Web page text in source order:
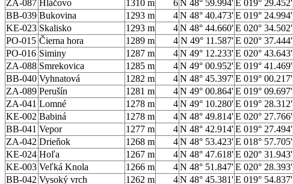
ZA-087 Hláčovo 1310 m 6N 48° 59.994'E 019° 29.452'
BB-039 Bukovina 1293 m 4N 48° 40.473'E 019° 24.994'
KE-023 Skalisko 1293 m 4N 48° 44.660'E 020° 34.502'
PO-015 Čierna hora 1289 m 4 N 49° 11.587'E 020° 37.444'
PO-016 Siminy 1287 m 4N 49° 12.233'E 020° 43.643'
ZA-088 Smrekovica 1285 m 4N 49° 00.952'E 019° 41.469'
BB-040 Vyhnatová 1282 m 4N 48° 45.397'E 019° 00.217'
ZA-089 Perušín 1281 m 4N 49° 00.864'E 019° 09.697'
ZA-041 Lomné 1278 m 4N 49° 10.280'E 019° 28.312'
KE-002 Babiná 1278 m 4N 48° 49.814'E 020° 27.766'
BB-041 Vepor 1277 m 4N 48° 42.914'E 019° 27.494'
ZA-042 Drieňok 1268 m 4N 48° 53.423'E 018° 57.705'
KE-024 Hoľa 1267 m 4N 48° 47.618'E 020° 31.943'
KE-003 Veľká Knola 1266 m 4N 48° 51.847'E 020° 28.393'
BB-042 Vysoký vrch 1262 m 4N 48° 45.381'E 019° 54.837'